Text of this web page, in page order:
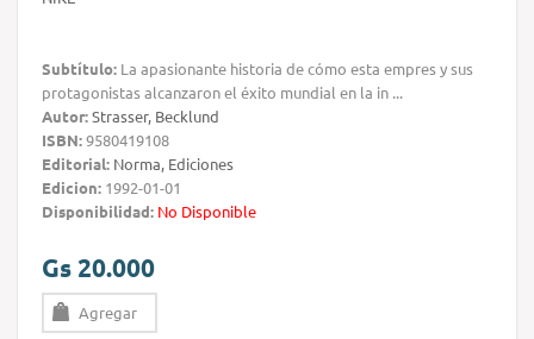
Subtítulo: La apasionante historia de cómo esta empres y sus
protagonistas alcanzaron el éxito mundial en la in ...
Autor:Strasser, Becklund
ISBN:9580419108
Editorial: Norma, Ediciones
Edicion: 1992-01-01
Disponibilidad: No Disponible
Gs 20.000
Agregar